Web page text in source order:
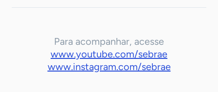
Para acompanhar, acesse
www.youtube.com/sebrae
www.instagram.com/sebrae